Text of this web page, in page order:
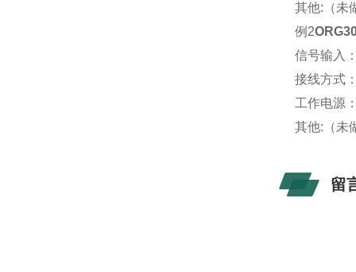
其他:（未
例2
信号输入
接线方式
工作电源
其他:（未
留